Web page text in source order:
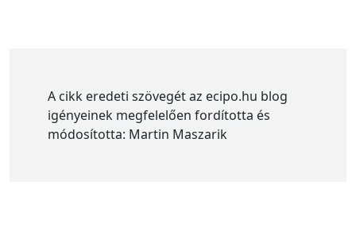
A cikk eredeti szövegét az ecipo.hu blog
igényeinek megfelelően fordította és
módosította: Martin Maszarik